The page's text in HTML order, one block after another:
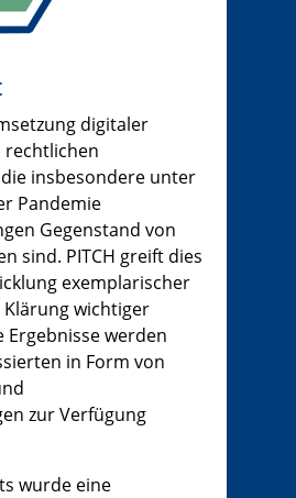
digitaler
rechtlichen
insbesondere unter
Pandemie
Gegenstand von
sind. PITCH greift dies
exemplarischer
wichtiger
Ergebnisse werden
in Form von
zur Verfügung
wurde eine